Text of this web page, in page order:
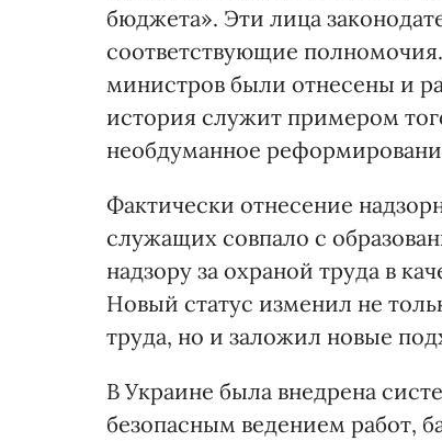
бюджета». Эти лица
соответствующие
министров были отнесены и
история служит примером
необдуманное
Фактически отнесение
служащих совпало с
надзору за охраной труда в
Новый статус изменил не
труда, но и заложил новые
В Украине была внедрена
безопасным ведением работ,